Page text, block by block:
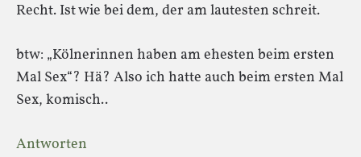
Recht. Ist wie bei dem, der am lautesten schreit.
btw: „Kölnerinnen haben am ehesten beim ersten
Mal Sex“? Hä? Also ich hatte auch beim ersten Mal
Sex, komisch..
Antworten